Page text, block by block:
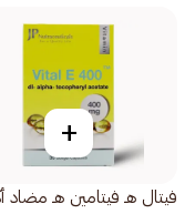
+
فيتال هـ فيتامين هـ مضاد